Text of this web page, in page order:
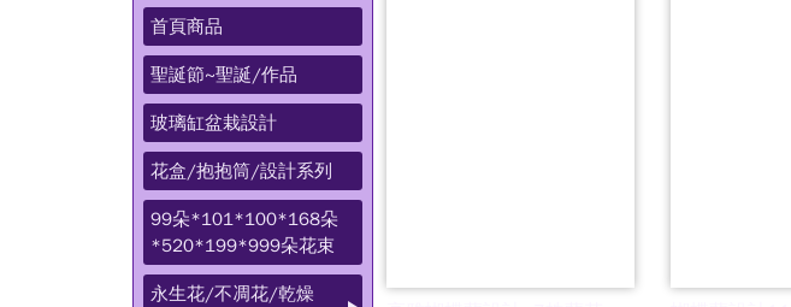
首頁商品
聖誕節~聖誕/作品
玻璃缸盆栽設計
花盒/抱抱筒/設計系列
99朵*101*100*168朵
*520*199*999朵花束
永生花/不凋花/乾燥